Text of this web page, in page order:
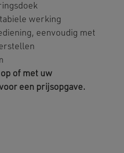
werking
eenvoudig met
of met uw
een prijsopgave.